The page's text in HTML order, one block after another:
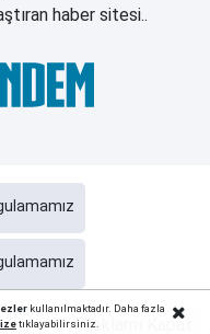
haber sitesi..
kullanılmaktadır. Daha fazla
tıklayabilirsiniz.Reklamı Kapat